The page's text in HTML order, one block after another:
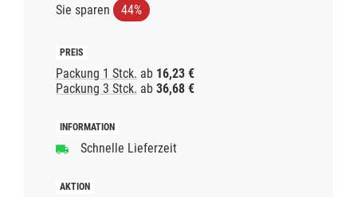
Sie sparen 44%
Packung 1 Stck. ab 16,23 €
Packung 3 Stck. ab 36,68 €
Schnelle Lieferzeit